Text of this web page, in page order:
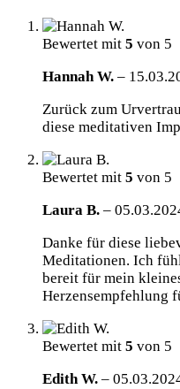
Bewertet mit 5 von 5
Hannah W. –
Zurück zum
diese meditativen
Bewertet mit 5 von 5
Laura B. –
Danke für diese
Meditationen. Ich
bereit für mein
Herzensempfehlung
Bewertet mit 5 von 5
Edith W. –